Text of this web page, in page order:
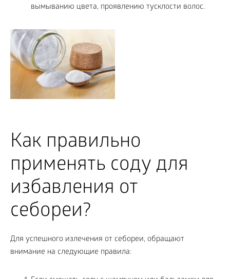
вымыванию цвета, проявлению тусклости волос.
Как правильно
применять соду для
избавления от
себореи?
Для успешного излечения от себореи, обращают
внимание на следующие правила: